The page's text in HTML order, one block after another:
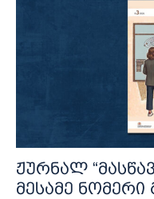
ჟურნალ
მესამე ნომერი